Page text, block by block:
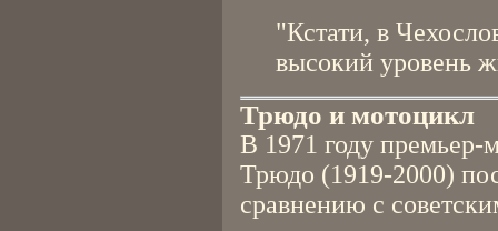
"Кстати, в
высокий уровень
Трюдо и мотоцикл
В 1971 году
Трюдо (1919-2000)
сравнению с